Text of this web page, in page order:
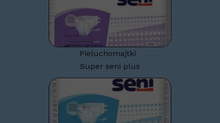
Pieluchomajtki
Super seni plus